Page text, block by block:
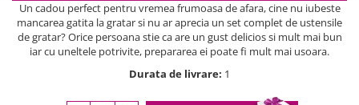
Un cadou perfect pentru vremea frumoasa de afara, cine nu iubeste
mancarea gatita la gratar si nu ar aprecia un set complet de ustensile
de gratar? Orice persoana stie ca are un gust delicios si mult mai bun
iar cu uneltele potrivite, prepararea ei poate fi mult mai usoara.
Durata de livrare: 1